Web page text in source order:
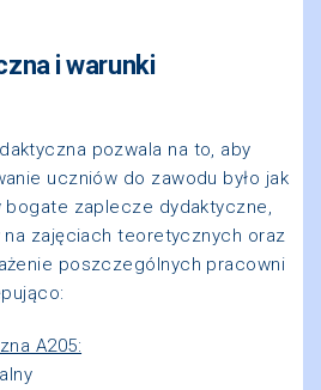
i warunki
pozwala na to, aby
uczniów do zawodu było jak
bogate zaplecze dydaktyczne,
zajęciach teoretycznych oraz
poszczególnych pracowni
A205: